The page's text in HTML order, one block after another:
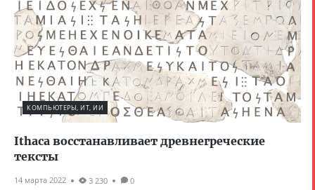
КОМПЬЮТЕРЫ, ИТ, ИИ
Ithaca восстанавливает древнегреческие
тексты
14 марта 2022 3 230 0